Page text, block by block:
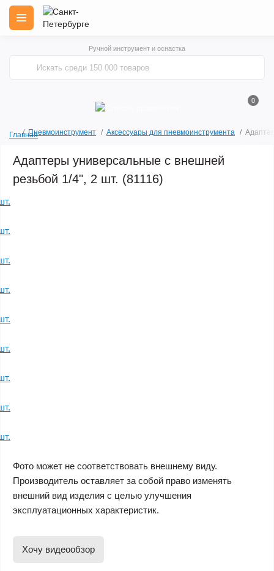
Ручной инструмент и оснастка
0
ГлавнаяПневмоинструмент Аксессуары для пневмоинструмента
Адаптеры универсальные с внешней
резьбой 1/4", 2 шт. (81116)
Фото может не соответствовать внешнему виду.
Производитель оставляет за собой право изменять
внешний вид изделия с целью улучшения
эксплуатационных характеристик.
Хочу видеообзор